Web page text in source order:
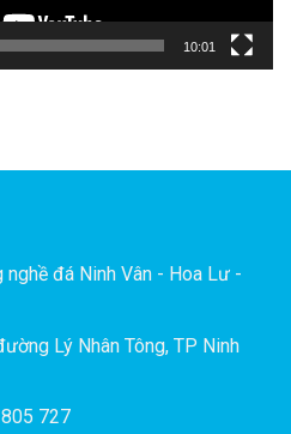
10:01
nghề đá Ninh Vân - Hoa Lư -
Lý Nhân Tông, TP Ninh
727